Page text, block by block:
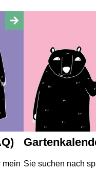
mein Sie suchen nach